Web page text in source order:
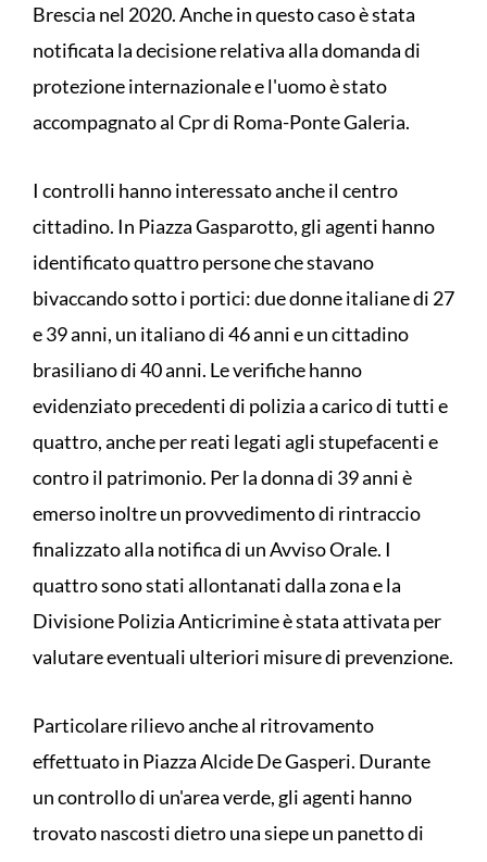
Brescia nel 2020. Anche in questo caso è stata
notificata la decisione relativa alla domanda di
protezione internazionale e l'uomo è stato
accompagnato al Cpr di Roma-Ponte Galeria.
I controlli hanno interessato anche il centro
cittadino. In Piazza Gasparotto, gli agenti hanno
identificato quattro persone che stavano
bivaccando sotto i portici: due donne italiane di 27
e 39 anni, un italiano di 46 anni e un cittadino
brasiliano di 40 anni. Le verifiche hanno
evidenziato precedenti di polizia a carico di tutti e
quattro, anche per reati legati agli stupefacenti e
contro il patrimonio. Per la donna di 39 anni è
emerso inoltre un provvedimento di rintraccio
finalizzato alla notifica di un Avviso Orale. I
quattro sono stati allontanati dalla zona e la
Divisione Polizia Anticrimine è stata attivata per
valutare eventuali ulteriori misure di prevenzione.
Particolare rilievo anche al ritrovamento
effettuato in Piazza Alcide De Gasperi. Durante
un controllo di un'area verde, gli agenti hanno
trovato nascosti dietro una siepe un panetto di